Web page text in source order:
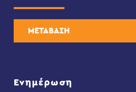
ΜΕΤΑΒΑΣΗ
Ενημέρωση